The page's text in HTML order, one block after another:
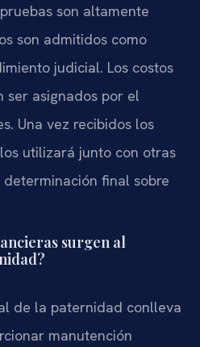
son altamente
son admitidos como
judicial. Los costos
ser asignados por el
Una vez recibidos los
utilizará junto con otras
final sobre
surgen al
de la paternidad conlleva
manutención